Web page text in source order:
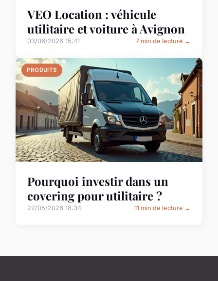
VEO Location : véhicule
utilitaire et voiture à Avignon
03/06/2026 15:41 7 min de lecture →
PRODUITS
Pourquoi investir dans un
covering pour utilitaire ?
22/05/2026 18:34 11 min de lecture →